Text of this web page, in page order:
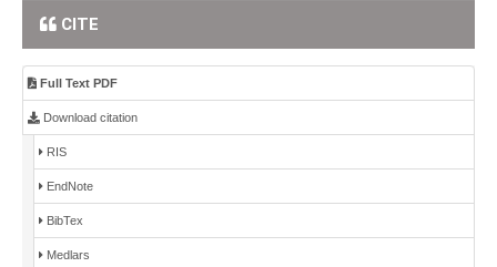
CITE
Full Text PDF
Download citation
RIS
EndNote
BibTex
Medlars